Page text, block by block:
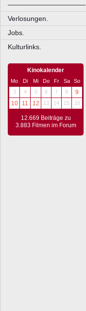
––––––––––––––––––––
Verlosungen.
Jobs.
Kulturlinks.
Kinokalender
Mo Di Mi Do Fr Sa
So
3
4 5 6 7 8
9
10
11 12 13 14 15 16
12.669 Beiträge zu
3.883 Filmen im Forum